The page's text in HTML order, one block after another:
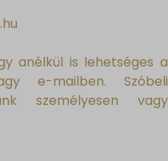
anélkül is lehetséges a
e-mailben. Szóbeli
személyesen vagy